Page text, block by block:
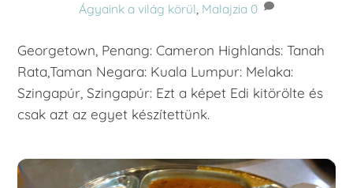
Ágyaink a világ körül, Malajzia 0
Georgetown, Penang: Cameron Highlands: Tanah
Rata,Taman Negara: Kuala Lumpur: Melaka:
Szingapúr, Szingapúr: Ezt a képet Edi kitörölte és
csak azt az egyet készítettünk.